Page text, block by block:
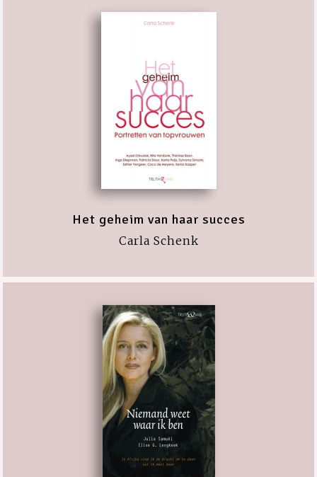
Het geheim van haar succes
Carla Schenk